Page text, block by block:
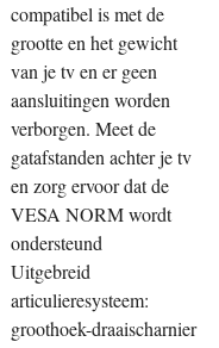
compatibel is met de
grootte en het gewicht
van je tv en er geen
aansluitingen worden
verborgen. Meet de
gatafstanden achter je tv
en zorg ervoor dat de
VESA NORM wordt
ondersteund
Uitgebreid
articulieresysteem:
groothoek-draaischarnier